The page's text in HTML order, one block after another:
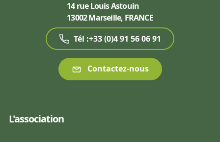
14 rue Louis Astouin
13002 Marseille, FRANCE
Tél :+33 (0)4 91 56 06 91
Contactez-nous
L'association